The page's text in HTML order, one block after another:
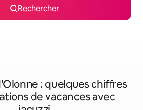
Rechercher
: quelques chiffres
de vacances avec